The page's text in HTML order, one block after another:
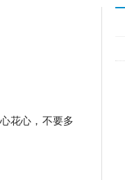
花心，不要多